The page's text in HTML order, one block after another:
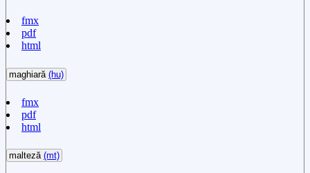
fmx
pdf
html
maghiară (hu)
fmx
pdf
html
malteză (mt)